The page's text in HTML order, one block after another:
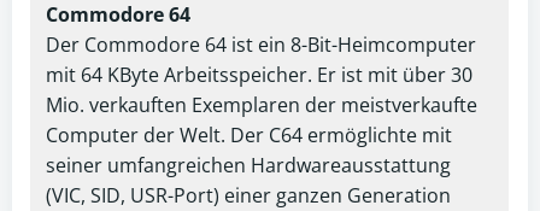
Commodore 64
Der Commodore 64 ist ein 8-Bit-Heimcomputer
mit 64 KByte Arbeitsspeicher. Er ist mit über 30
Mio. verkauften Exemplaren der meistverkaufte
Computer der Welt. Der C64 ermöglichte mit
seiner umfangreichen Hardwareausstattung
(VIC, SID, USR-Port) einer ganzen Generation